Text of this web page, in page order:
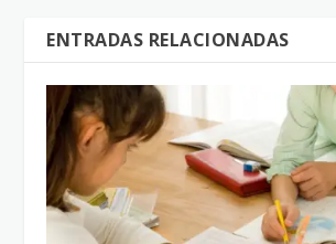
ENTRADAS RELACIONADAS